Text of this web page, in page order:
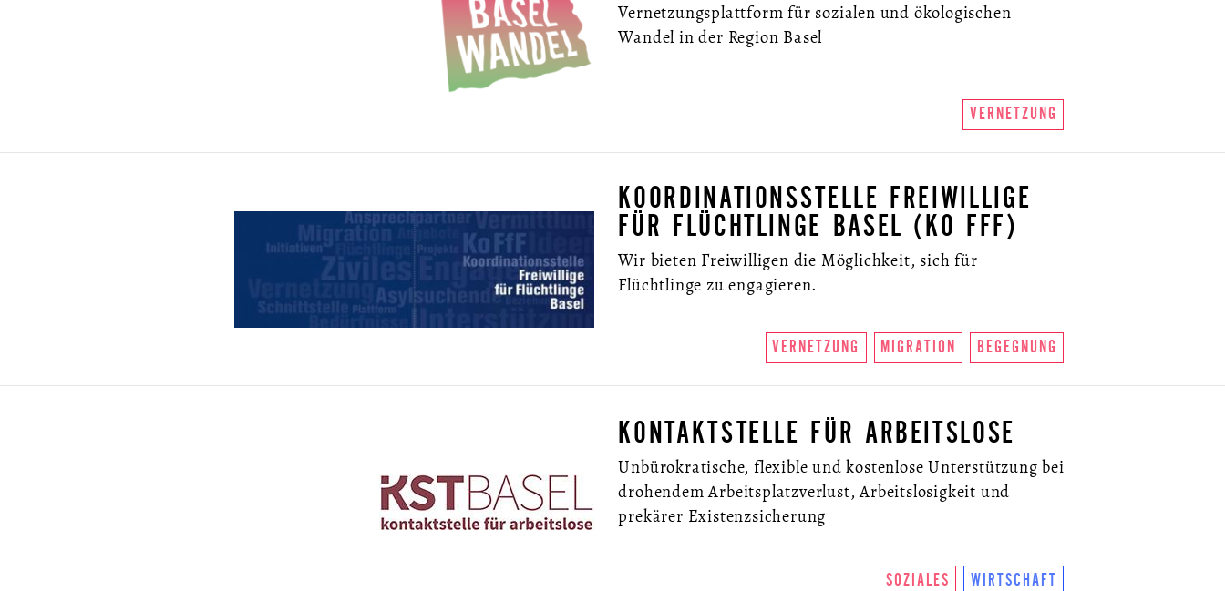
Vernetzungsplattform für sozialen und ökologischen
Wandel in der Region Basel
VERNETZUNG
KOORDINATIONSSTELLE FREIWILLIGE
FÜR FLÜCHTLINGE BASEL (KO FFF)
Wir bieten Freiwilligen die Möglichkeit, sich für
Flüchtlinge zu engagieren.
VERNETZUNG MIGRATION BEGEGNUNG
KONTAKTSTELLE FÜR ARBEITSLOSE
Unbürokratische, flexible und kostenlose Unterstützung bei
drohendem Arbeitsplatzverlust, Arbeitslosigkeit und
prekärer Existenzsicherung
SOZIALES WIRTSCHAFT